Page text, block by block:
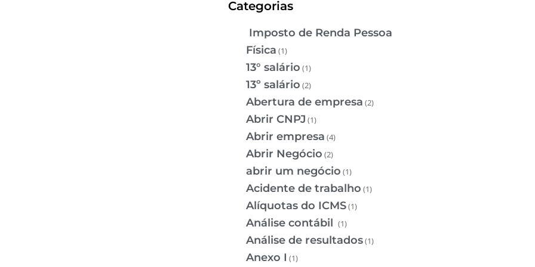
Categorias
Imposto de Renda Pessoa
Física (1)
13° salário (1)
13º salário (2)
Abertura de empresa (2)
Abrir CNPJ (1)
Abrir empresa (4)
Abrir Negócio (2)
abrir um negócio (1)
Acidente de trabalho (1)
Alíquotas do ICMS(1)
Análise contábil (1)
Análise de resultados(1)
Anexo I (1)